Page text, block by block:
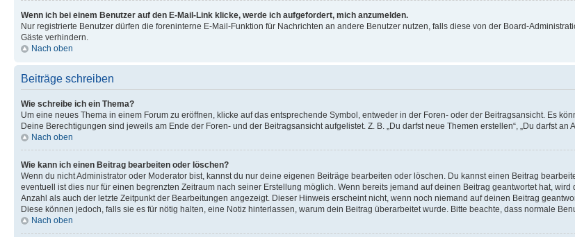
Wenn ich bei einem Benutzer auf den E-Mail-Link klicke, werde ich aufgefordert, mich anzumelden.
Nur registrierte Benutzer dürfen die foreninterne E-Mail-Funktion für Nachrichten an andere Benutzer nutzen, falls diese von der Board-
Gäste verhindern.
Nach oben
Beiträge schreiben
Wie schreibe ich ein Thema?
Um eine neues Thema in einem Forum zu eröffnen, klicke auf das entsprechende Symbol, entweder in der Foren- oder der Beitragsansicht. Es
Deine Berechtigungen sind jeweils am Ende der Foren- und der Beitragsansicht aufgelistet. Z. B. „Du darfst neue Themen erstellen“, „Du darfst an
Nach oben
Wie kann ich einen Beitrag bearbeiten oder löschen?
Wenn du nicht Administrator oder Moderator bist, kannst du nur deine eigenen Beiträge bearbeiten oder löschen. Du kannst einen Beitrag
eventuell ist dies nur für einen begrenzten Zeitraum nach seiner Erstellung möglich. Wenn bereits jemand auf deinen Beitrag geantwortet hat,
Anzahl als auch der letzte Zeitpunkt der Bearbeitungen angezeigt. Dieser Hinweis erscheint nicht, wenn noch niemand auf deinen Beitrag
Diese können jedoch, falls sie es für nötig halten, eine Notiz hinterlassen, warum dein Beitrag überarbeitet wurde. Bitte beachte, dass normale
Nach oben